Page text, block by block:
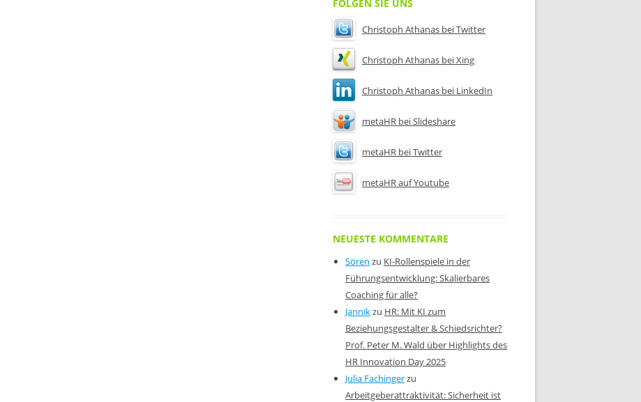
FOLGEN SIE UNS
Christoph Athanas bei Twitter
Christoph Athanas bei Xing
Christoph Athanas bei LinkedIn
metaHR bei Slideshare
metaHR bei Twitter
metaHR auf Youtube
NEUESTE KOMMENTARE
Sören zu KI-Rollenspiele in der
Führungsentwicklung: Skalierbares
Coaching für alle?
Jannikzu HR: Mit KI zum
Beziehungsgestalter & Schiedsrichter?
Prof. Peter M. Wald über Highlights des
HR Innovation Day 2025
Julia Fachingerzu
Arbeitgeberattraktivität: Sicherheit ist